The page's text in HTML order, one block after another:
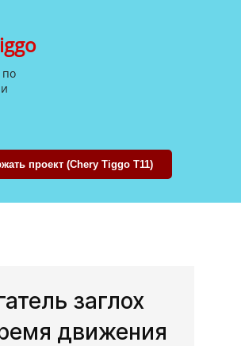
по
проект (Chery Tiggo T11)
заглох
движения